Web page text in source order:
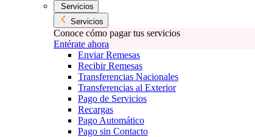
Servicios
Servicios
Conoce cómo pagar tus servicios
Entérate ahora
Enviar Remesas
Recibir Remesas
Transferencias Nacionales
Transferencias al Exterior
Pago de Servicios
Recargas
Pago Automático
Pago sin Contacto